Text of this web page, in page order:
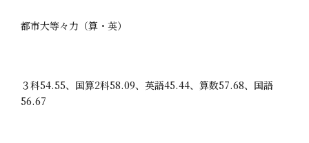
都市大等々力（算・英）
３科54.55、国算2科58.09、英語45.44、算数57.68、国語
56.67